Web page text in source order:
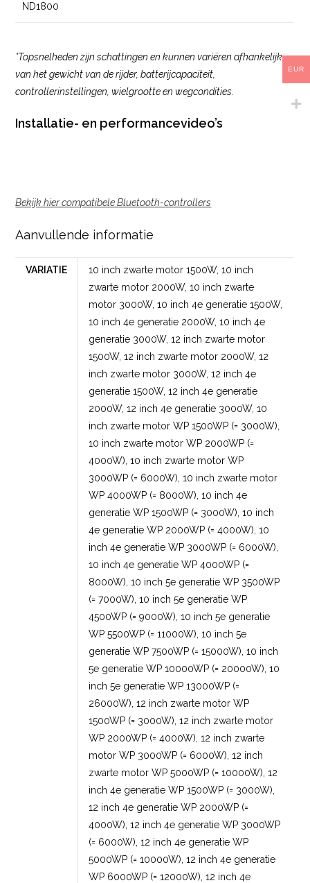
ND1800
*Topsnelheden zijn schattingen en kunnen variëren afhankelijk
van het gewicht van de rijder, batterijcapaciteit,
controllerinstellingen, wielgrootte en wegcondities.
Installatie- en performancevideo’s
Bekijk hier compatibele Bluetooth-controllers
Aanvullende informatie
VARIATIE
10 inch zwarte motor 1500W, 10 inch
zwarte motor 2000W, 10 inch zwarte
motor 3000W, 10 inch 4e generatie 1500W,
10 inch 4e generatie 2000W, 10 inch 4e
generatie 3000W, 12 inch zwarte motor
1500W, 12 inch zwarte motor 2000W, 12
inch zwarte motor 3000W, 12 inch 4e
generatie 1500W, 12 inch 4e generatie
2000W, 12 inch 4e generatie 3000W, 10
inch zwarte motor WP 1500WP (= 3000W),
10 inch zwarte motor WP 2000WP (=
4000W), 10 inch zwarte motor WP
3000WP (= 6000W), 10 inch zwarte motor
WP 4000WP (= 8000W), 10 inch 4e
generatie WP 1500WP (= 3000W), 10 inch
4e generatie WP 2000WP (= 4000W), 10
inch 4e generatie WP 3000WP (= 6000W),
10 inch 4e generatie WP 4000WP (=
8000W), 10 inch 5e generatie WP 3500WP
(= 7000W), 10 inch 5e generatie WP
4500WP (= 9000W), 10 inch 5e generatie
WP 5500WP (= 11000W), 10 inch 5e
generatie WP 7500WP (= 15000W), 10 inch
5e generatie WP 10000WP (= 20000W), 10
inch 5e generatie WP 13000WP (=
26000W), 12 inch zwarte motor WP
1500WP (= 3000W), 12 inch zwarte motor
WP 2000WP (= 4000W), 12 inch zwarte
motor WP 3000WP (= 6000W), 12 inch
zwarte motor WP 5000WP (= 10000W), 12
inch 4e generatie WP 1500WP (= 3000W),
12 inch 4e generatie WP 2000WP (=
4000W), 12 inch 4e generatie WP 3000WP
(= 6000W), 12 inch 4e generatie WP
5000WP (= 10000W), 12 inch 4e generatie
WP 6000WP (= 12000W), 12 inch 4e
EUR